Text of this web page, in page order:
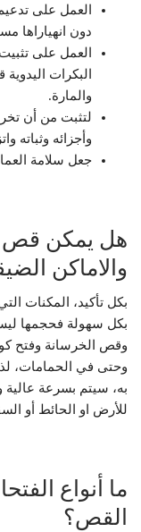
العمل على
دون انهياراها
العمل على
البكرات
والمارة.
لتثبت من أن
وأجزائه وثباته
جعل سلامة
هل يمكن قص
والاماكن
بكل تأكيد، المكنات
بكل سهولة فحجمها
وقص الخرسانة وفتح
وحتى في الحمامات،
به، سيتم بسرعة عالية
للأرض او الحائط أو
ما أنواع
القص؟